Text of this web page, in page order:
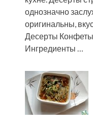
однозначно
оригинальны,
Десерты
Ингредиенты …